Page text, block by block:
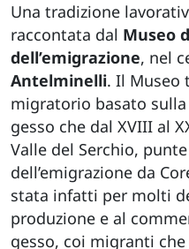
Una tradizione
raccontata dal Museo
dell’emigrazione, nel
Antelminelli. Il Museo
migratorio basato
gesso che dal XVIII al
Valle del Serchio,
dell’emigrazione da
stata infatti per molti
produzione e al
gesso, coi migranti